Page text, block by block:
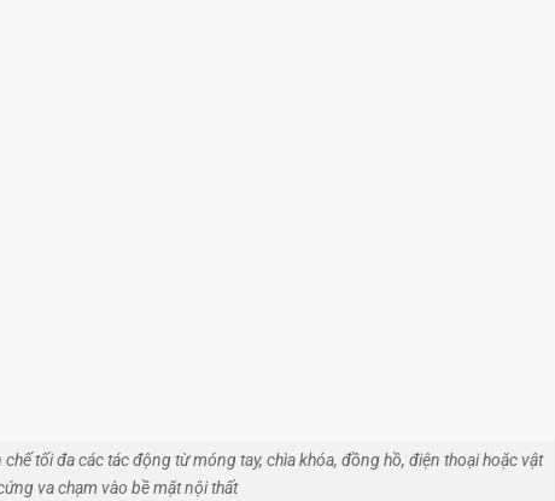
tối đa các tác động từ móng tay, chìa khóa, đồng hồ, điện thoại hoặc vật
va chạm vào bề mặt nội thất